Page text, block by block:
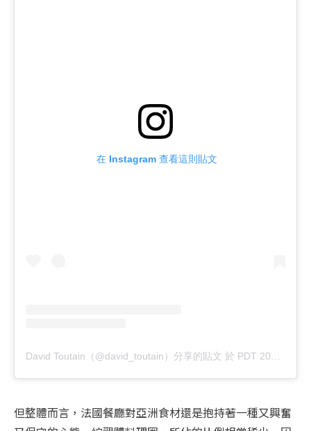
在 Instagram 查看這則貼文
David Toutain（@david_toutain）分享的貼文 於 PDT 2017 年 8月 月 25 日 上午 3:38
但整體而言，法國餐廳對亞洲食材還是抱持著一種又興奮